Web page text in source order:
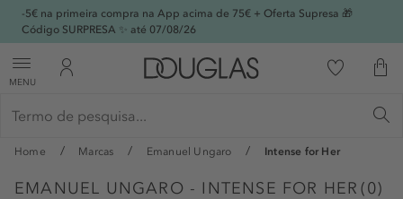
-5€ na primeira compra na App acima de 75€ + Oferta Supresa 🎁
Código SURPRESA ✨ até 07/08/26
MENU
Home Marcas Emanuel Ungaro Intense for Her
EMANUEL UNGARO - INTENSE FOR HER (0)